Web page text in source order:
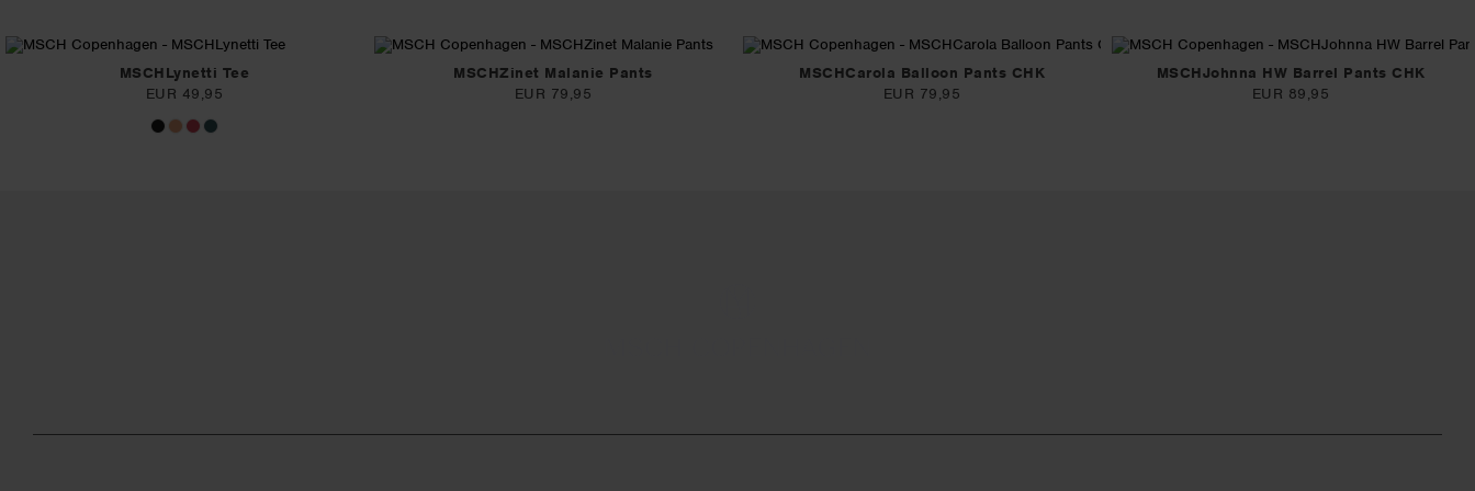
MSCHLynetti Tee
EUR 49,95
MSCHZinet Malanie Pants
EUR 79,95
MSCHCarola Balloon Pants CHK
EUR 79,95
MSCHJohnna HW Barrel Pants CHK
EUR 89,95